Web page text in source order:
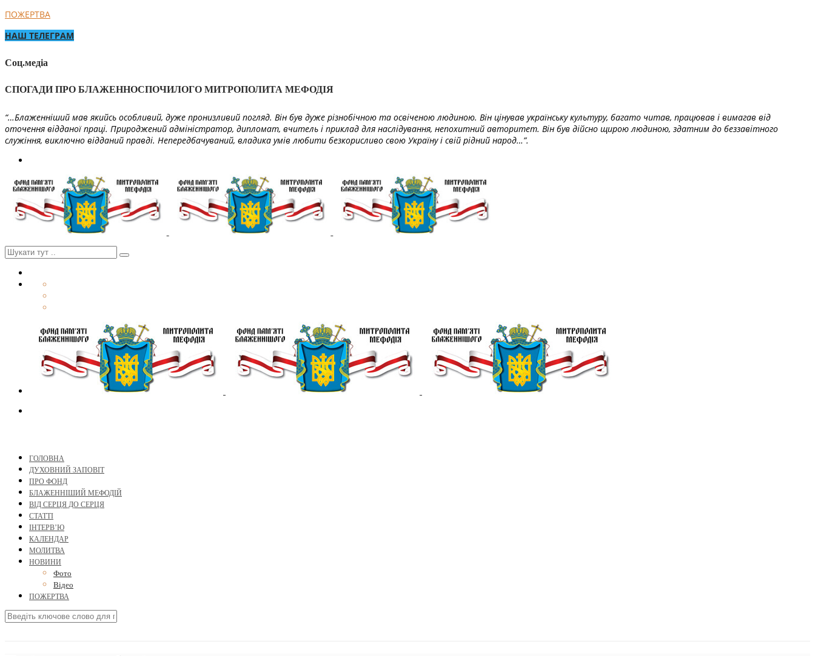
ПОЖЕРТВА
НАШ ТЕЛЕГРАМ
Соц.медіа
СПОГАДИ ПРО БЛАЖЕННОСПОЧИЛОГО МИТРОПОЛИТА МЕФОДІЯ
“…Блаженніший мав якийсь особливий, дуже пронизливий погляд. Він був дуже різнобічною та освіченою людиною. Він цінував українську культуру, багато читав, працював і вимагав від
оточення відданої праці. Природжений адміністратор, дипломат, вчитель і приклад для наслідування, непохитний авторитет. Він був дійсно щирою людиною, здатним до беззавітного
служіння, виключно відданий правді. Непередбачуваний, владика умів любити безкорисливо свою Україну і свій рідний народ…”.
ГОЛОВНА
ДУХОВНИЙ ЗАПОВІТ
ПРО ФОНД
БЛАЖЕННІШИЙ МЕФОДІЙ
ВІД СЕРЦЯ ДО СЕРЦЯ
СТАТТІ
ІНТЕРВ’Ю
КАЛЕНДАР
МОЛИТВА
НОВИНИ
Фото
Відео
ПОЖЕРТВА